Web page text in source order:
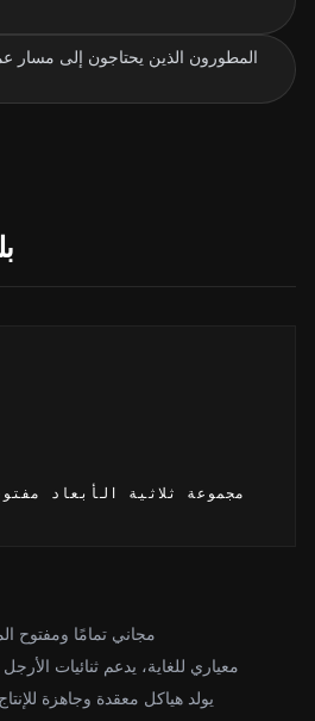
المطورون الذين يحتاجون إلى
مجموعة ثلاثية الأبعاد
مجاني تمامًا ومفتوح
معياري للغاية، يدعم ثنائيات
يولد هياكل معقدة وجاهزة